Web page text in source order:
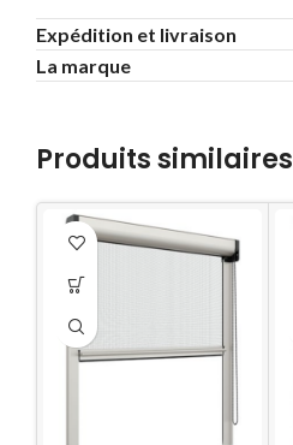
Expédition et livraison
La marque
Produits similaires